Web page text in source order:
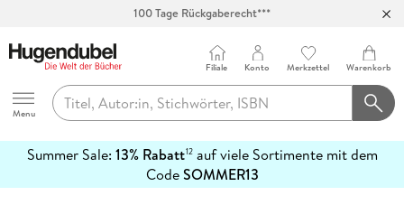
100 Tage Rückgaberecht***
Hugendubel
Menu
Filiale Konto Merkzettel Warenkorb
Summer Sale: 13% Rabatt12auf viele Sortimente mit dem
CodeSOMMER13
erfahren